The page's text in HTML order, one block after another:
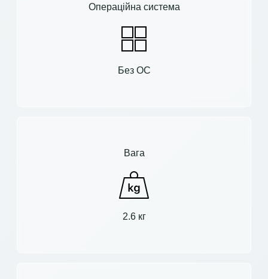
Операційна система
Без ОС
Вага
2.6 кг